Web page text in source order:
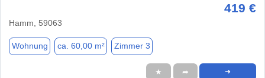
419 €
Hamm, 59063
Wohnung ca. 60,00 m² Zimmer 3
★ ➦ ➜